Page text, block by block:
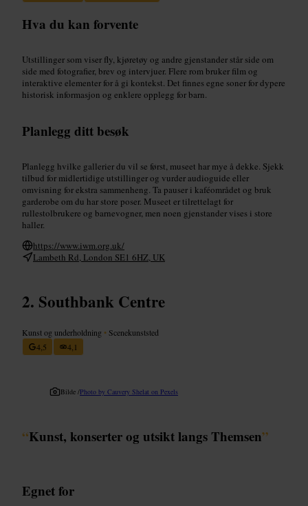
Hva du kan forvente
Utstillinger som viser fly, kjøretøy og andre gjenstander står side om
side med fotografier, brev og intervjuer. Flere rom bruker film og
interaktive elementer for å gi kontekst. Det finnes egne soner for dypere
historisk informasjon og enklere opplegg for barn.
Planlegg ditt besøk
Planlegg hvilke gallerier du vil se først, museet har mye å dekke. Sjekk
tilbud for midlertidige utstillinger og vurder audioguide eller
omvisning for ekstra sammenheng. Ta pauser i kaféområdet og bruk
garderobe om du har store poser. Museet er tilrettelagt for
rullestolbrukere og barnevogner, men noen gjenstander vises i store
haller.
https://www.iwm.org.uk/
Lambeth Rd, London SE1 6HZ, UK
Southbank Centre
Kunst og underholdning • Scenekunststed
4,5
4,1
Bilde /Photo by Cauvery Shelat on Pexels
“Kunst, konserter og utsikt langs Themsen”
Egnet for